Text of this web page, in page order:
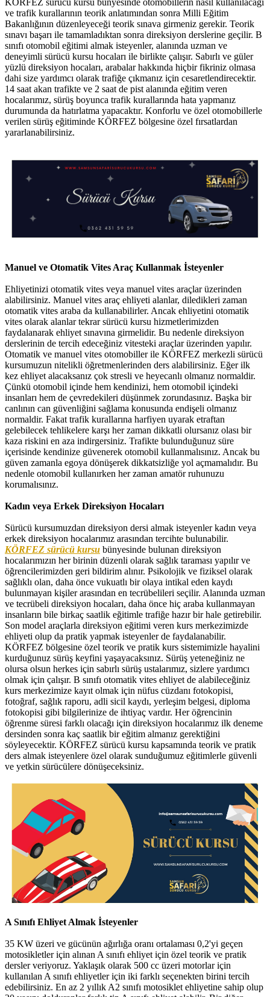
ve trafik kurallarının teorik anlatımından sonra Milli Eğitim
Bakanlığının düzenleyeceği teorik sınava girmeniz gerekir. Teorik
sınavı başarı ile tamamladıktan sonra direksiyon derslerine geçilir. B
sınıfı otomobil eğitimi almak isteyenler, alanında uzman ve
deneyimli sürücü kursu hocaları ile birlikte çalışır. Sabırlı ve güler
yüzlü direksiyon hocaları, arabalar hakkında hiçbir fikriniz olmasa
dahi size yardımcı olarak trafiğe çıkmanız için cesaretlendirecektir.
14 saat akan trafikte ve 2 saat de pist alanında eğitim veren
hocalarımız, sürüş boyunca trafik kurallarında hata yapmanız
durumunda da hatırlatma yapacaktır. Konforlu ve özel otomobillerle
verilen sürüş eğitiminde KÖRFEZ bölgesine özel fırsatlardan
yararlanabilirsiniz.
Manuel ve Otomatik Vites Araç Kullanmak İsteyenler
Ehliyetinizi otomatik vites veya manuel vites araçlar üzerinden
alabilirsiniz. Manuel vites araç ehliyeti alanlar, diledikleri zaman
otomatik vites araba da kullanabilirler. Ancak ehliyetini otomatik
vites olarak alanlar tekrar sürücü kursu hizmetlerimizden
faydalanarak ehliyet sınavına girmelidir. Bu nedenle direksiyon
derslerinin de tercih edeceğiniz vitesteki araçlar üzerinden yapılır.
Otomatik ve manuel vites otomobiller ile KÖRFEZ merkezli sürücü
kursumuzun nitelikli öğretmenlerinden ders alabilirsiniz. Eğer ilk
kez ehliyet alacaksanız çok stresli ve heyecanlı olmanız normaldir.
Çünkü otomobil içinde hem kendinizi, hem otomobil içindeki
insanları hem de çevredekileri düşünmek zorundasınız. Başka bir
canlının can güvenliğini sağlama konusunda endişeli olmanız
normaldir. Fakat trafik kurallarına harfiyen uyarak etraftan
gelebilecek tehlikelere karşı her zaman dikkatli olursanız olası bir
kaza riskini en aza indirgersiniz. Trafikte bulunduğunuz süre
içerisinde kendinize güvenerek otomobil kullanmalısınız. Ancak bu
güven zamanla egoya dönüşerek dikkatsizliğe yol açmamalıdır. Bu
nedenle otomobil kullanırken her zaman amatör ruhunuzu
korumalısınız.
Kadın veya Erkek Direksiyon Hocaları
Sürücü kursumuzdan direksiyon dersi almak isteyenler kadın veya
erkek direksiyon hocalarımız arasından tercihte bulunabilir.
KÖRFEZ sürücü kursu bünyesinde bulunan direksiyon
hocalarımızın her birinin düzenli olarak sağlık taraması yapılır ve
öğrencilerimizden geri bildirim alınır. Psikolojik ve fiziksel olarak
sağlıklı olan, daha önce vukuatlı bir olaya intikal eden kaydı
bulunmayan kişiler arasından en tecrübelileri seçilir. Alanında uzman
ve tecrübeli direksiyon hocaları, daha önce hiç araba kullanmayan
insanların bile birkaç saatlik eğitimle trafiğe hazır bir hale getirebilir.
Son model araçlarla direksiyon eğitimi veren kurs merkezimizde
ehliyeti olup da pratik yapmak isteyenler de faydalanabilir.
KÖRFEZ bölgesine özel teorik ve pratik kurs sistemimizle hayalini
kurduğunuz sürüş keyfini yaşayacaksınız. Sürüş yeteneğiniz ne
olursa olsun herkes için sabırlı sürüş ustalarımız, sizlere yardımcı
olmak için çalışır. B sınıfı otomatik vites ehliyet de alabileceğiniz
kurs merkezimize kayıt olmak için nüfus cüzdanı fotokopisi,
fotoğraf, sağlık raporu, adli sicil kaydı, yerleşim belgesi, diploma
fotokopisi gibi bilgilerinize de ihtiyaç vardır. Her öğrencinin
öğrenme süresi farklı olacağı için direksiyon hocalarımız ilk deneme
dersinden sonra kaç saatlik bir eğitim almanız gerektiğini
söyleyecektir. KÖRFEZ sürücü kursu kapsamında teorik ve pratik
ders almak isteyenlere özel olarak sunduğumuz eğitimlerle güvenli
ve yetkin sürücülere dönüşeceksiniz.
A Sınıfı Ehliyet Almak İsteyenler
35 KW üzeri ve gücünün ağırlığa oranı ortalaması 0,2'yi geçen
motosikletler için alınan A sınıfı ehliyet için özel teorik ve pratik
dersler veriyoruz. Yaklaşık olarak 500 cc üzeri motorlar için
kullanılan A sınıfı ehliyetler için iki farklı seçenekten birini tercih
edebilirsiniz. En az 2 yıllık A2 sınıfı motosiklet ehliyetine sahip olup